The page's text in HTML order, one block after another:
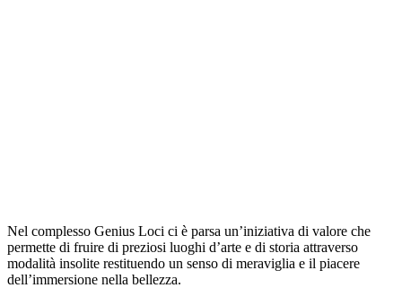
Nel complesso Genius Loci ci è parsa un’iniziativa di valore che
permette di fruire di preziosi luoghi d’arte e di storia attraverso
modalità insolite restituendo un senso di meraviglia e il piacere
dell’immersione nella bellezza.